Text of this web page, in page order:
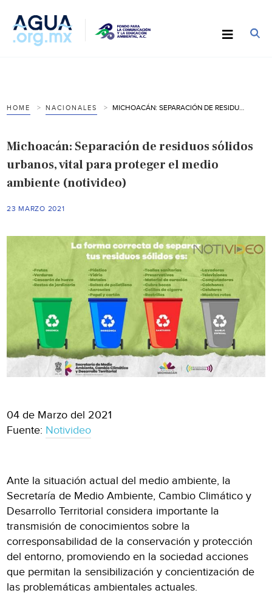
HOME NACIONALES
Michoacán: Separación de residuos sólidos
urbanos, vital para proteger el medio
ambiente (notivideo)
23 MARZO 2021
04 de Marzo del 2021
Fuente: Notivideo
Ante la situación actual del medio ambiente, la
Secretaría de Medio Ambiente, Cambio Climático y
Desarrollo Territorial considera importante la
transmisión de conocimientos sobre la
corresponsabilidad de la conservación y protección
del entorno, promoviendo en la sociedad acciones
que permitan la sensibilización y concientización de
las problemáticas ambientales actuales.